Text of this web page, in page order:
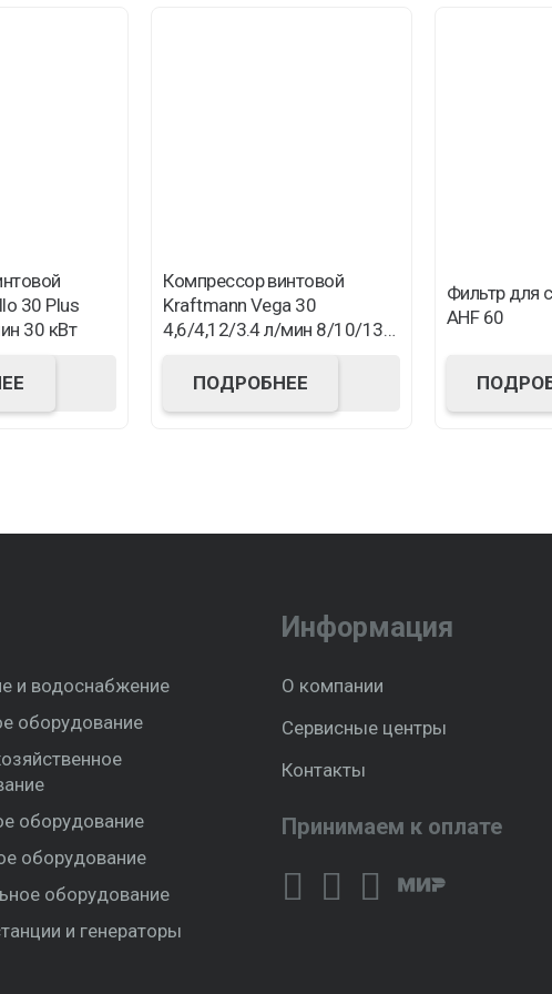
30 Plus
30 кВт
Компрессор винтовой
Kraftmann Vega 30
4,6/4,12/3.4 л/мин 8/10/13
ПОДРОБНЕЕ
Фильтр для
AHF 60
и водоснабжение
оборудование
оборудование
оборудование
оборудование
и генераторы
Информация
О компании
Сервисные центры
Контакты
Принимаем к оплате